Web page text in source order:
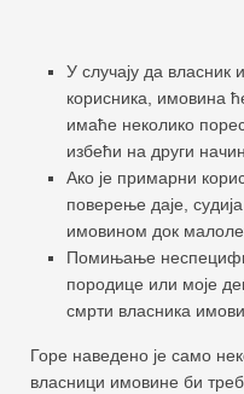
У случају да
корисника, имовина
имаће неколико
избећи на други
Ако је примарни
поверење даје,
имовином док
Помињање
породице или моје
смрти власника
Горе наведено је само
власници имовине би